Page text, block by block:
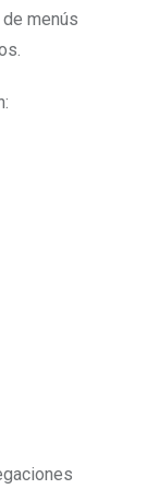
menús